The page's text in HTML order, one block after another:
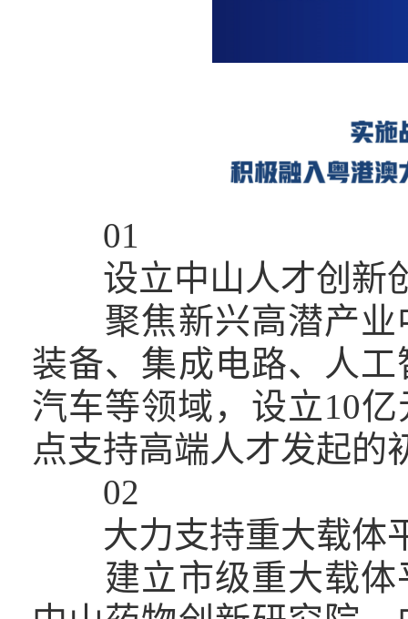
01
设立中山人才创新
聚焦新兴高潜产业
装备、集成电路、人
汽车等领域，设立10
点支持高端人才发起的
02
大力支持重大载体
建立市级重大载体